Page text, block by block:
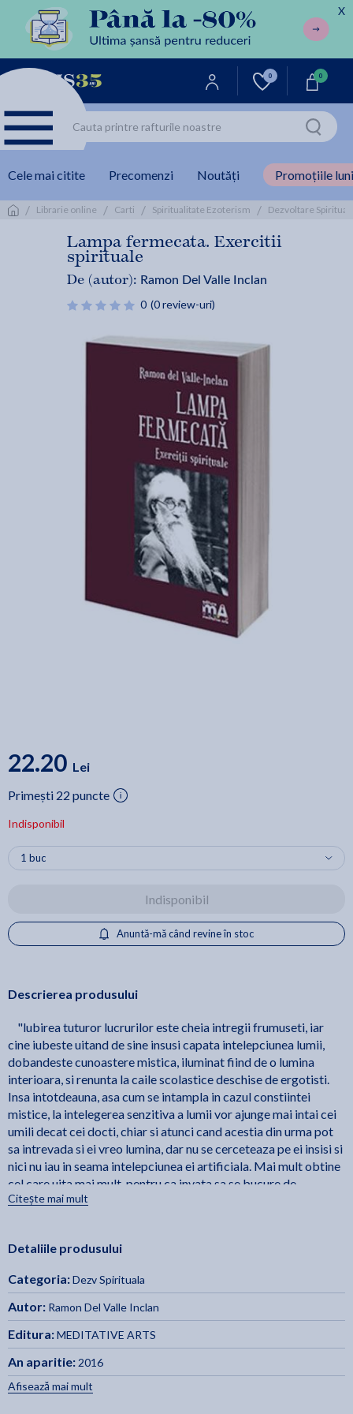
X
0 0
Cele mai citite Precomenzi Noutăți Promoțiile
/ Librarie online / Carti / Spiritualitate Ezoterism / Dezvoltare
Lampa fermecata. Exercitii
spirituale
De (autor): Ramon Del Valle Inclan
0 (0 review-uri)
22.20 Lei
Primești 22 puncte
Indisponibil
Indisponibil
Anuntă-mă când revine în stoc
Descrierea produsului
"lubirea tuturor lucrurilor este cheia intregii frumuseti, iar
cine iubeste uitand de sine insusi capata intelepciunea lumii,
dobandeste cunoastere mistica, iluminat fiind de o lumina
interioara, si renunta la caile scolastice deschise de ergotisti.
Insa intotdeauna, asa cum se intampla in cazul constiintei
mistice, la intelegerea senzitiva a lumii vor ajunge mai intai cei
umili decat cei docti, chiar si atunci cand acestia din urma pot
sa intrevada si ei vreo lumina, dar nu se cerceteaza pe ei insisi si
nici nu iau in seama intelepciunea ei artificiala. Mai mult obtine
cel care uita mai mult, pentru ca invata sa se bucure de
frumusetea lumii in mod intuitiv si poate sa inteleaga fara a
• Gnoza
• Inelul lui Gyges
• Miracolul muzical
• Exegesis Trina
• Chietismul estetic
• Piatra filosofala Fragment din volum:
Citește mai mult
Detaliile produsului
Categoria:Dezv Spirituala
Autor: Ramon Del Valle Inclan
Editura:MEDITATIVE ARTS
An aparitie: 2016
Afisează mai mult